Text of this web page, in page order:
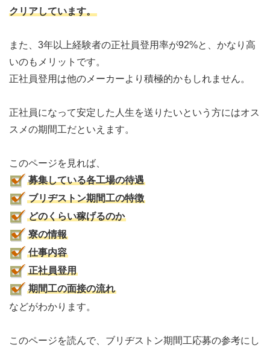
クリアしています。
また、3年以上経験者の正社員登用率が92%と、かなり高
いのもメリットです。
正社員登用は他のメーカーより積極的かもしれません。
正社員になって安定した人生を送りたいという方にはオス
スメの期間工だといえます。
このページを見れば、
募集している各工場の待遇
ブリヂストン期間工の特徴
どのくらい稼げるのか
寮の情報
仕事内容
正社員登用
期間工の面接の流れ
などがわかります。
このページを読んで、ブリヂストン期間工応募の参考にし